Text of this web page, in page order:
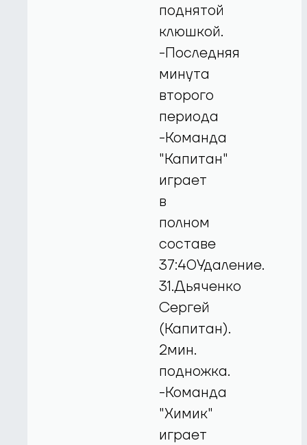
поднятой
клюшкой.
-Последняя
минута
второго
периода
-Команда
"Капитан"
играет
в
полном
составе
37:40Удаление.
31.Дьяченко
Сергей
(Капитан).
2мин.
подножка.
-Команда
"Химик"
играет